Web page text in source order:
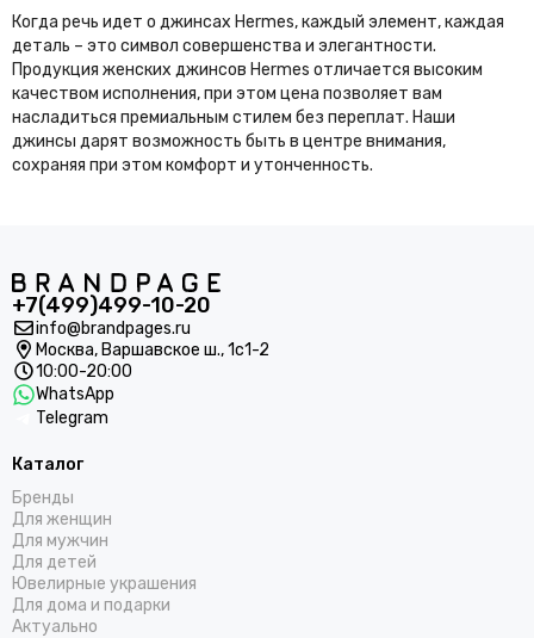
Когда речь идет о джинсах Hermes, каждый элемент, каждая
деталь – это символ совершенства и элегантности.
Продукция женских джинсов Hermes отличается высоким
качеством исполнения, при этом цена позволяет вам
насладиться премиальным стилем без переплат. Наши
джинсы дарят возможность быть в центре внимания,
сохраняя при этом комфорт и утонченность.
+7(499)499-10-20
info@brandpages.ru
Москва, Варшавское ш., 1с1-2
10:00-20:00
WhatsApp
Telegram
Каталог
Бренды
Для женщин
Для мужчин
Для детей
Ювелирные украшения
Для дома и подарки
Актуально